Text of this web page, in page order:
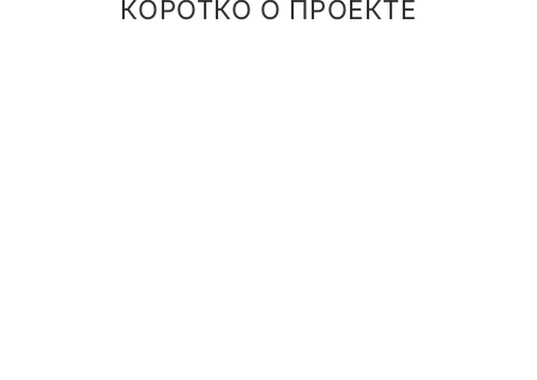
КОРОТКО О ПРОЕКТЕ